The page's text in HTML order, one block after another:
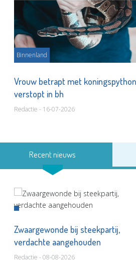
Binnenland
Vrouw betrapt met koningspython
verstopt in bh
Redactie - 16-07-2026
Recent nieuws
Zwaargewonde bij steekpartij,
verdachte aangehouden
Redactie - 08-08-2026